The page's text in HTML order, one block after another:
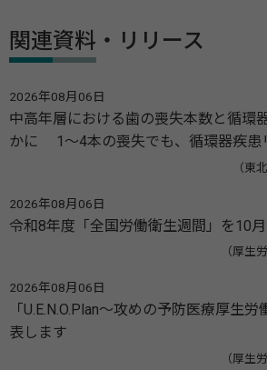
関連資料・リリース
2026年08月06日
中高年層における歯の喪失本数と循環
かに 1～4本の喪失でも、循環器疾患
（東
2026年08月06日
令和8年度「全国労働衛生週間」を10
（厚生
2026年08月06日
「U.E.N.O.Plan～攻めの予防医療厚生
表します
（厚生